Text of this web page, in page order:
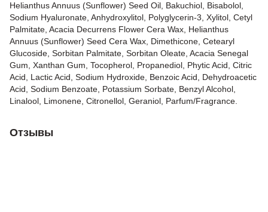
Helianthus Annuus (Sunflower) Seed Oil, Bakuchiol, Bisabolol,
Sodium Hyaluronate, Anhydroxylitol, Polyglycerin-3, Xylitol, Cetyl
Palmitate, Acacia Decurrens Flower Cera Wax, Helianthus
Annuus (Sunflower) Seed Cera Wax, Dimethicone, Cetearyl
Glucoside, Sorbitan Palmitate, Sorbitan Oleate, Acacia Senegal
Gum, Xanthan Gum, Tocopherol, Propanediol, Phytic Acid, Citric
Acid, Lactic Acid, Sodium Hydroxide, Benzoic Acid, Dehydroacetic
Acid, Sodium Benzoate, Potassium Sorbate, Benzyl Alcohol,
Linalool, Limonene, Citronellol, Geraniol, Parfum/Fragrance.
Отзывы